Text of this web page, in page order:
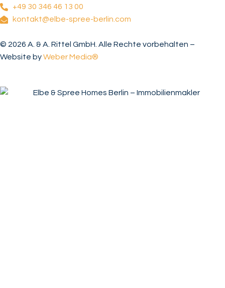
+49 30 346 46 13 00
kontakt@elbe-spree-berlin.com
© 2026 A. & A. Rittel GmbH. Alle Rechte vorbehalten –
Website byWeber Media®